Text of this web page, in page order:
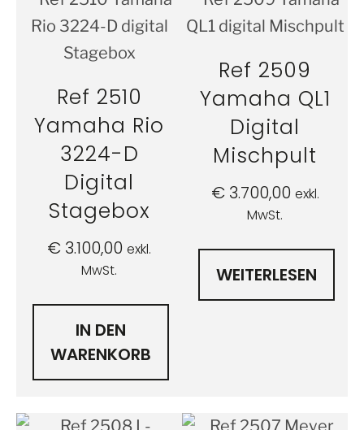
Ref 2510
Yamaha Rio
3224-D
Digital
Stagebox
€ 3.100,00 exkl.
MwSt.
IN DEN
WARENKORB
Ref 2509
Yamaha QL1
Digital
Mischpult
€3.700,00 exkl.
MwSt.
WEITERLESEN